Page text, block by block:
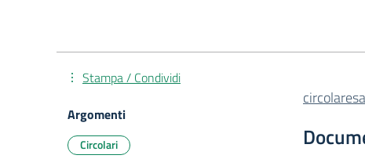
Stampa / Condividi
Argomenti
Circolari